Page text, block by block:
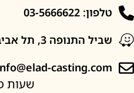
03-5666622
התנופה 3, תל אביב
info@elad-
שעות פתיחה